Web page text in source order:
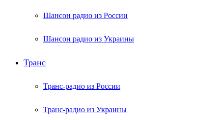
Шансон радио из России
Шансон радио из Украины
Транс
Транс-радио из России
Транс-радио из Украины